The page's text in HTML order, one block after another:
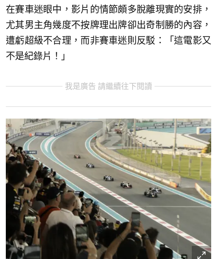
在賽車迷眼中，影片的情節頗多脫離現實的安排，
尤其男主角幾度不按牌理出牌卻出奇制勝的內容，
遭虧超級不合理，而非賽車迷則反駁：「這電影又
不是紀錄片！」
我是廣告 請繼續往下閱讀